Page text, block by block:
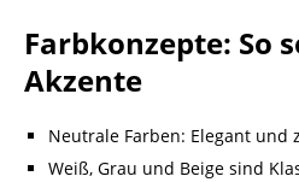
Farbkonzepte: So
Akzente
Neutrale Farben: Elegant und
Weiß, Grau und Beige sind